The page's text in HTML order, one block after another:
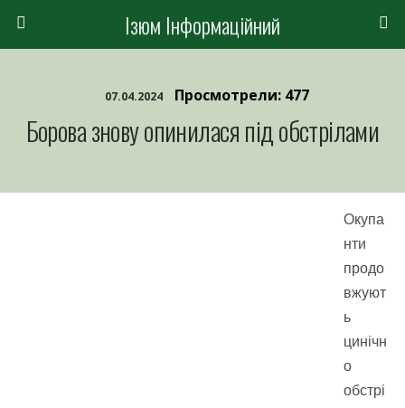
Ізюм Інформаційний
07.04.2024 Просмотрели: 477
Борова знову опинилася під обстрілами
Окупа
нти
продо
вжуют
ь
цинічн
о
обстрі